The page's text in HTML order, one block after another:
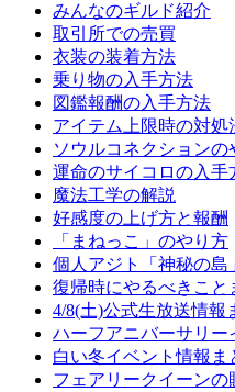
みんなのギルド紹介
取引所での売買
衣装の装着方法
乗り物の入手方法
図鑑報酬の入手方法
アイテム上限時の対処
ソウルコネクションの
運命のサイコロの入手
魔法工学の解説
好感度の上げ方と報酬
「まねっこ」のやり方
個人アジト「神秘の島
復帰時にやるべきこと
4/8(土)公式生放送情報
ハーフアニバーサリー
白い冬イベント情報ま
フェアリークイーンの